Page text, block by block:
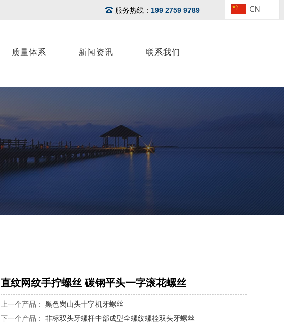
服务热线： 199 2759 9789
质量体系 新闻资讯 联系我们
直纹网纹手拧螺丝 碳钢平头一字滚花螺丝
上一个产品： 黑色岗山头十字机牙螺丝
下一个产品： 非标双头牙螺杆中部成型全螺纹螺栓双头牙螺丝